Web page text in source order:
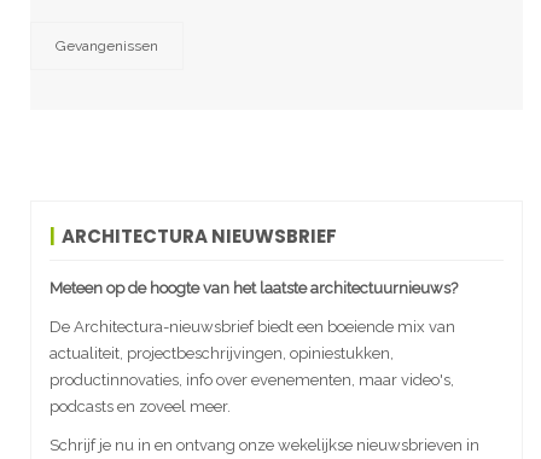
Gevangenissen
ARCHITECTURA NIEUWSBRIEF
Meteen op de hoogte van het laatste architectuurnieuws?
De Architectura-nieuwsbrief biedt een boeiende mix van
actualiteit, projectbeschrijvingen, opiniestukken,
productinnovaties, info over evenementen, maar video's,
podcasts en zoveel meer.
Schrijf je nu in en ontvang onze wekelijkse nieuwsbrieven in